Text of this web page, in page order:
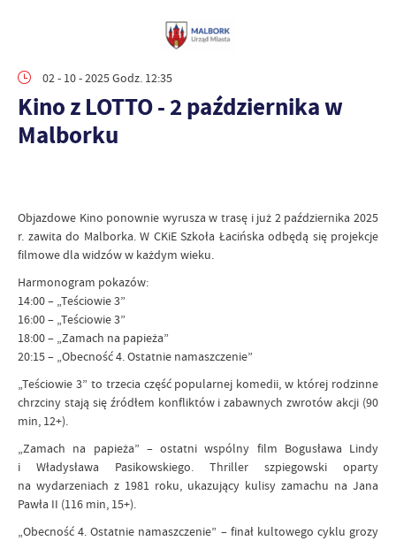
02 - 10 - 2025 Godz. 12:35
Kino z LOTTO - 2 października w
Malborku
Objazdowe Kino ponownie wyrusza w trasę i już 2 października 2025
r. zawita do Malborka. W CKiE Szkoła Łacińska odbędą się projekcje
filmowe dla widzów w każdym wieku.
Harmonogram pokazów:
14:00 – „Teściowie 3”
16:00 – „Teściowie 3”
18:00 – „Zamach na papieża”
20:15 – „Obecność 4. Ostatnie namaszczenie”
„Teściowie 3” to trzecia część popularnej komedii, w której rodzinne
chrzciny stają się źródłem konfliktów i zabawnych zwrotów akcji (90
min, 12+).
„Zamach na papieża” – ostatni wspólny film Bogusława Lindy
i Władysława Pasikowskiego. Thriller szpiegowski oparty
na wydarzeniach z 1981 roku, ukazujący kulisy zamachu na Jana
Pawła II (116 min, 15+).
„Obecność 4. Ostatnie namaszczenie” – finał kultowego cyklu grozy